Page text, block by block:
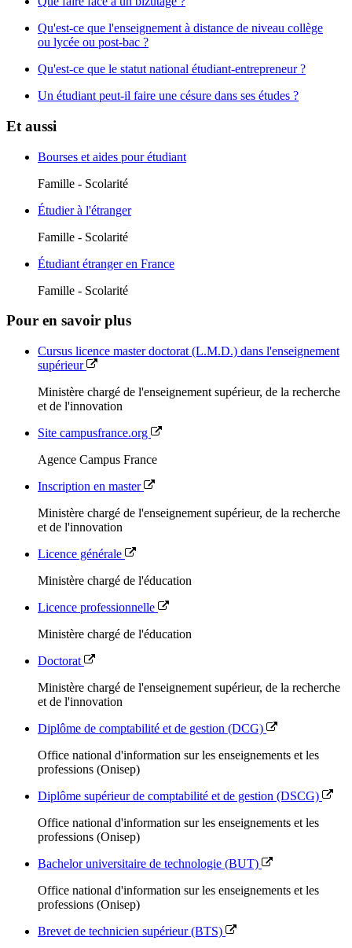
Qu'est-ce que l'enseignement à distance de niveau collège
ou lycée ou post-bac ?
Qu'est-ce que le statut national étudiant-entrepreneur ?
Un étudiant peut-il faire une césure dans ses études ?
Et aussi
Bourses et aides pour étudiant
Famille - Scolarité
Étudier à l'étranger
Famille - Scolarité
Étudiant étranger en France
Famille - Scolarité
Pour en savoir plus
Cursus licence master doctorat (L.M.D.) dans l'enseignement
supérieur
Ministère chargé de l'enseignement supérieur, de la recherche
et de l'innovation
Site campusfrance.org
Agence Campus France
Inscription en master
Ministère chargé de l'enseignement supérieur, de la recherche
et de l'innovation
Licence générale
Ministère chargé de l'éducation
Licence professionnelle
Ministère chargé de l'éducation
Doctorat
Ministère chargé de l'enseignement supérieur, de la recherche
et de l'innovation
Diplôme de comptabilité et de gestion (DCG)
Office national d'information sur les enseignements et les
professions (Onisep)
Diplôme supérieur de comptabilité et de gestion (DSCG)
Office national d'information sur les enseignements et les
professions (Onisep)
Bachelor universitaire de technologie (BUT)
Office national d'information sur les enseignements et les
professions (Onisep)
Brevet de technicien supérieur (BTS)